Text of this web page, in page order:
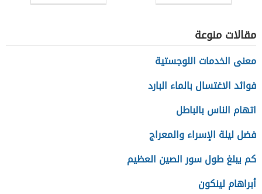
العلاقة
الحب
مقالات منوعة
معنى الخدمات اللوجستية
فوائد الاغتسال بالماء البارد
اتهام الناس بالباطل
فضل ليلة الإسراء والمعراج
كم يبلغ طول سور الصين العظيم
أبراهام لينكون